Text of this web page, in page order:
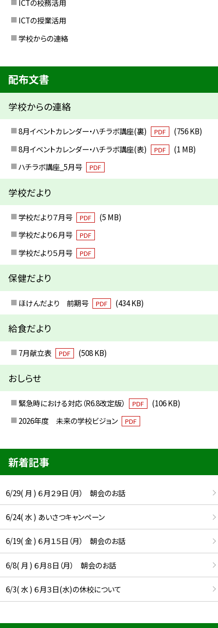
ICTの校務活用
ICTの授業活用
学校からの連絡
配布文書
学校からの連絡
8月イベントカレンダー・ハチラボ講座(裏) PDF
(756 KB)
8月イベントカレンダー・ハチラボ講座(表)
PDF
(1 MB)
ハチラボ講座_5月号
PDF
学校だより
学校だより７月号 PDF
(5 MB)
学校だより６月号
PDF
学校だより５月号 PDF
保健だより
ほけんだより 前期号 PDF (434 KB)
給食だより
7月献立表 PDF (508 KB)
おしらせ
緊急時における対応（R6.8改定版） PDF
(106 KB)
2026年度 未来の学校ビジョン
PDF
新着記事
6/29( 月 ) ６月２９日（月） 朝会のお話
6/24( 水 ) あいさつキャンペーン
6/19( 金 ) ６月１５日（月） 朝会のお話
6/8( 月 ) ６月８日（月） 朝会のお話
6/3( 水 ) ６月３日(水)の休校について